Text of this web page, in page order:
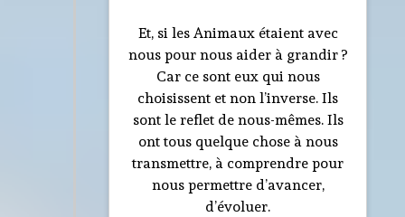
Et, si les Animaux étaient avec
nous pour nous aider à grandir ?
Car ce sont eux qui nous
choisissent et non l’inverse. Ils
sont le reflet de nous-mêmes. Ils
ont tous quelque chose à nous
transmettre, à comprendre pour
nous permettre d’avancer,
d’évoluer.